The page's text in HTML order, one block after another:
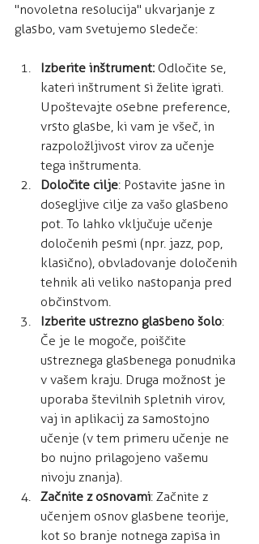
"novoletna resolucija" ukvarjanje z
glasbo, vam svetujemo sledeče:
Izberite inštrument: Odločite se,
kateri inštrument si želite igrati.
Upoštevajte osebne preference,
vrsto glasbe, ki vam je všeč, in
razpoložljivost virov za učenje
tega inštrumenta.
Določite cilje: Postavite jasne in
dosegljive cilje za vašo glasbeno
pot. To lahko vključuje učenje
določenih pesmi (npr. jazz, pop,
klasično), obvladovanje določenih
tehnik ali veliko nastopanja pred
občinstvom.
Izberite ustrezno glasbeno šolo:
Če je le mogoče, poiščite
ustreznega glasbenega ponudnika
v vašem kraju. Druga možnost je
uporaba številnih spletnih virov,
vaj in aplikacij za samostojno
učenje (v tem primeru učenje ne
bo nujno prilagojeno vašemu
nivoju znanja).
Začnite z osnovami: Začnite z
učenjem osnov glasbene teorije,
kot so branje notnega zapisa in